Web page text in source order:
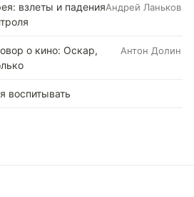
взлеты и паденияАндрей Ланьков
о кино: Оскар,
Антон Долин
воспитывать